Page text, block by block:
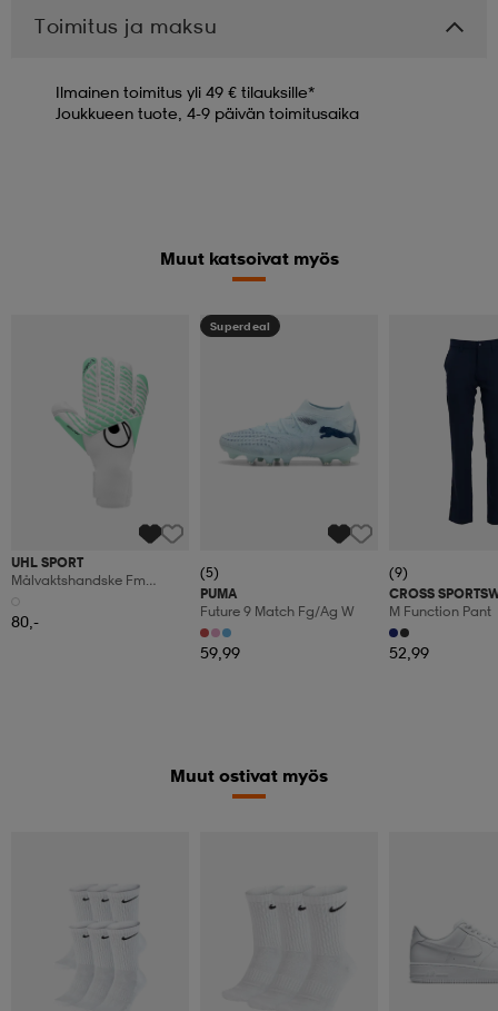
Toimitus ja maksu
Ilmainen toimitus yli 49 € tilauksille*
Joukkueen tuote, 4-9 päivän toimitusaika
Muut katsoivat myös
UHL SPORT
Målvaktshandske Fm
80,-
Superdeal
(5)
PUMA
Future 9 Match Fg/ag W
59,99
(9)
CROSS
M Function Pant
52,99
Muut ostivat myös